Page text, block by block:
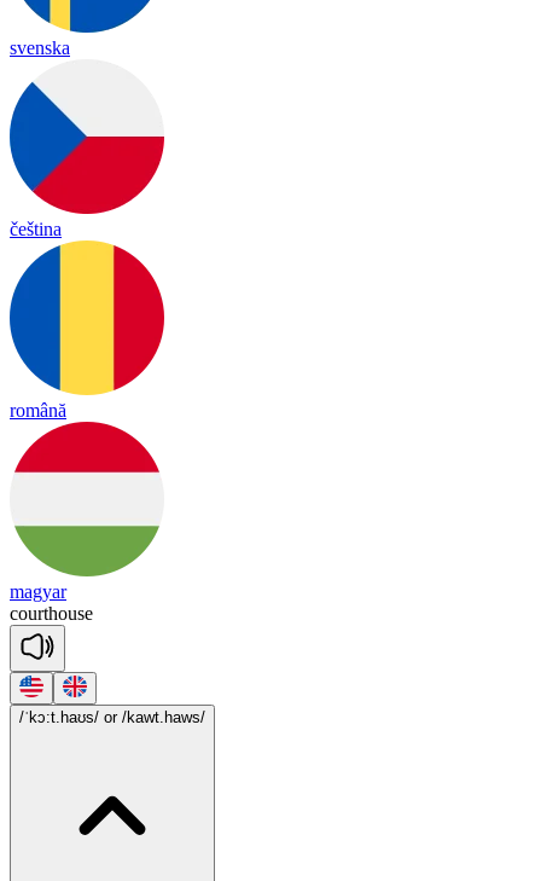
svenska
čeština
română
magyar
courthouse
/ˈkɔ:t.haʊs/ or /kawt.haws/